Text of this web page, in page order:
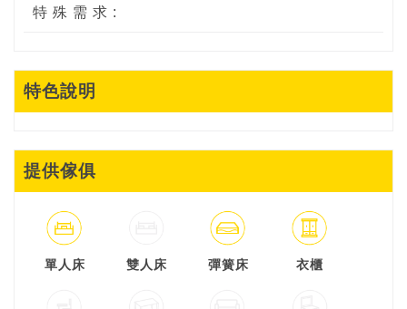
特 殊 需 求 :
特色說明
提供傢俱
單人床 雙人床 彈簧床 衣櫃